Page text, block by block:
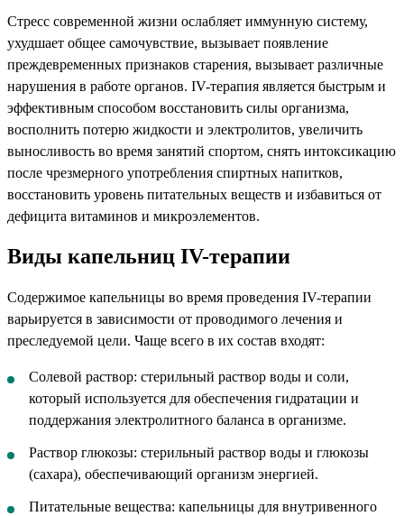
Стресс современной жизни ослабляет иммунную систему,
ухудшает общее самочувствие, вызывает появление
преждевременных признаков старения, вызывает различные
нарушения в работе органов. IV-терапия является быстрым и
эффективным способом восстановить силы организма,
восполнить потерю жидкости и электролитов, увеличить
выносливость во время занятий спортом, снять интоксикацию
после чрезмерного употребления спиртных напитков,
восстановить уровень питательных веществ и избавиться от
дефицита витаминов и микроэлементов.
Виды капельниц IV-терапии
Содержимое капельницы во время проведения IV-терапии
варьируется в зависимости от проводимого лечения и
преследуемой цели. Чаще всего в их состав входят:
Солевой раствор: стерильный раствор воды и соли,
который используется для обеспечения гидратации и
поддержания электролитного баланса в организме.
Раствор глюкозы: стерильный раствор воды и глюкозы
(сахара), обеспечивающий организм энергией.
Питательные вещества: капельницы для внутривенного